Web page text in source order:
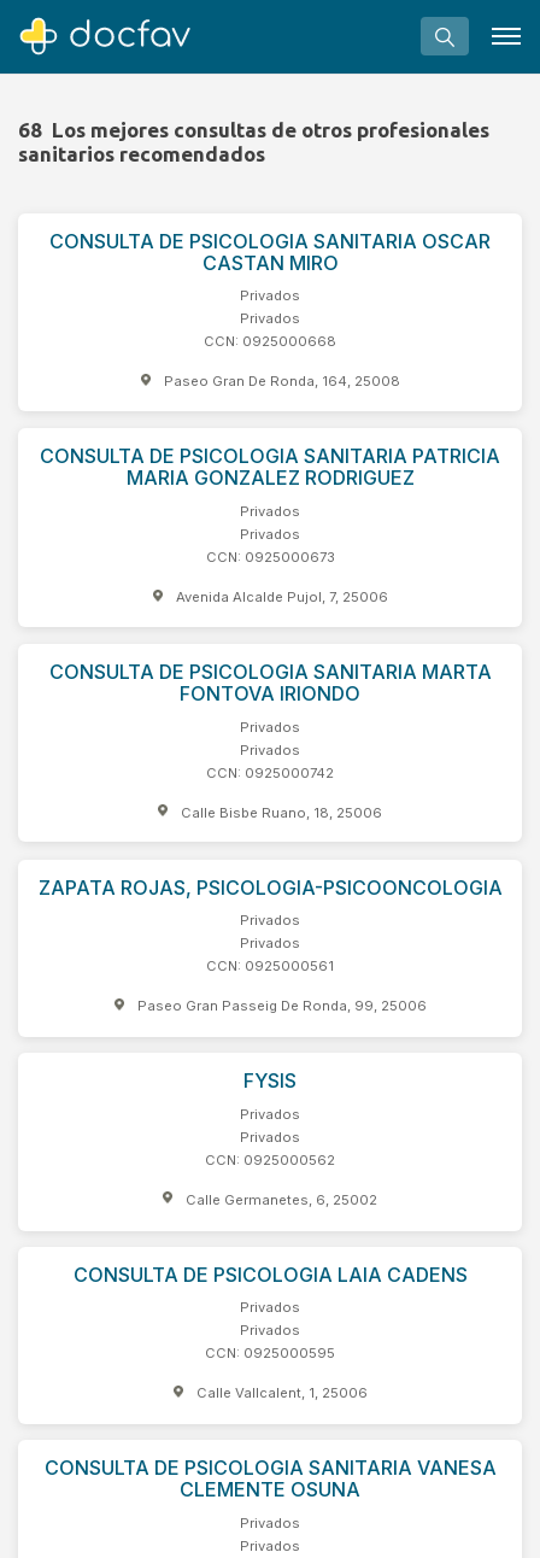
Software para clínicas
Soporte
¿Eres un doctor?
68 Los mejores consultas de otros profesionales
sanitarios recomendados
CONSULTA DE PSICOLOGIA SANITARIA OSCAR
CASTAN MIRO
Privados
Privados
CCN: 0925000668
Paseo Gran De Ronda, 164, 25008
CONSULTA DE PSICOLOGIA SANITARIA PATRICIA
MARIA GONZALEZ RODRIGUEZ
Privados
Privados
CCN: 0925000673
Avenida Alcalde Pujol, 7, 25006
CONSULTA DE PSICOLOGIA SANITARIA MARTA
FONTOVA IRIONDO
Privados
Privados
CCN: 0925000742
Calle Bisbe Ruano, 18, 25006
ZAPATA ROJAS, PSICOLOGIA-PSICOONCOLOGIA
Privados
Privados
CCN: 0925000561
Paseo Gran Passeig De Ronda, 99, 25006
FYSIS
Privados
Privados
CCN: 0925000562
Calle Germanetes, 6, 25002
CONSULTA DE PSICOLOGIA LAIA CADENS
Privados
Privados
CCN: 0925000595
Calle Vallcalent, 1, 25006
CONSULTA DE PSICOLOGIA SANITARIA VANESA
CLEMENTE OSUNA
Privados
Privados